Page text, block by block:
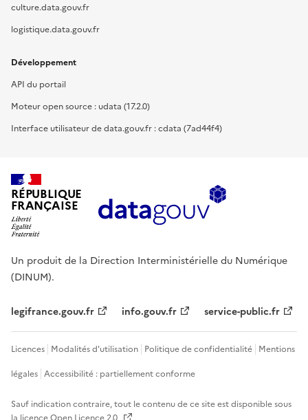
culture.data.gouv.fr
logistique.data.gouv.fr
Développement
API du portail
Moteur open source : udata (17.2.0)
Interface utilisateur de data.gouv.fr : cdata (7ad44f4)
RÉPUBLIQUE
FRANÇAISE
Un produit de la Direction Interministérielle du Numérique
(DINUM).
legifrance.gouv.fr info.gouv.fr service-public.fr
Licences Modalités d'utilisation Politique de confidentialité Mentions
légales Accessibilité : partiellement conforme
Sauf indication contraire, tout le contenu de ce site est disponible sous